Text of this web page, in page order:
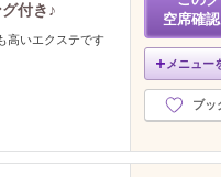
付き♪
高いエクステです
空席確
メニュー
ブッ